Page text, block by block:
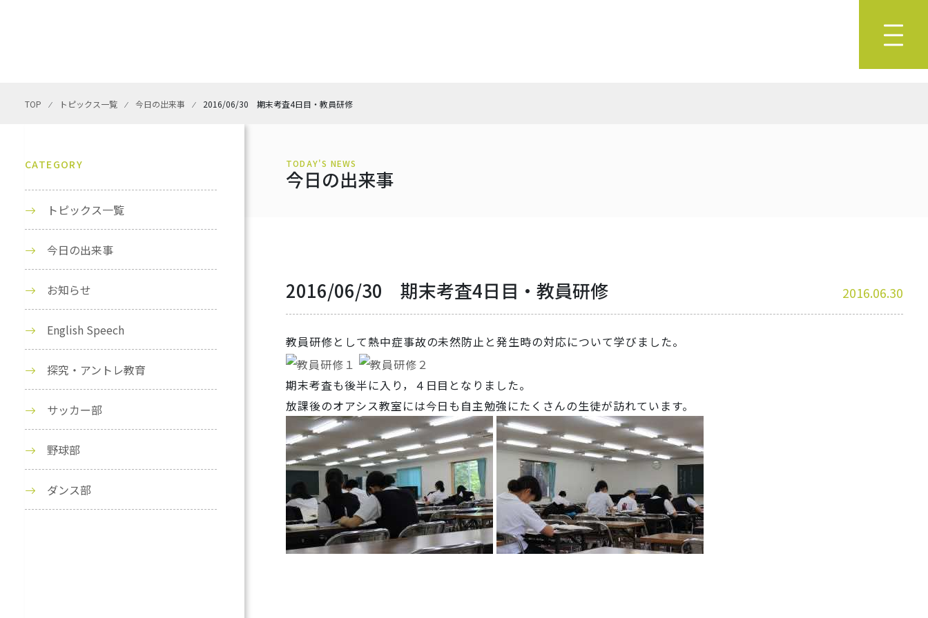
TOP ⁄ トピックス一覧 ⁄ 今日の出来事 ⁄ 2016/06/30 期末考査4日目・教員研修
TODAY'S NEWS
今日の出来事
2016/06/30 期末考査4日目・教員研修 2016.06.30
教員研修として熱中症事故の未然防止と発生時の対応について学びました。
期末考査も後半に入り，４日目となりました。
放課後のオアシス教室には今日も自主勉強にたくさんの生徒が訪れています。
CATEGORY
トピックス一覧
今日の出来事
お知らせ
English Speech
探究・アントレ教育
サッカー部
野球部
ダンス部